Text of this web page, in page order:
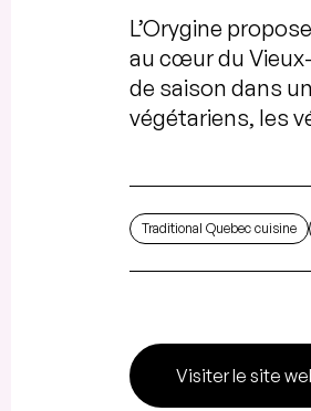
L’Orygine
au cœur du
de saison dans
végétariens, les
Traditional Quebec cuisine
Visiter le site